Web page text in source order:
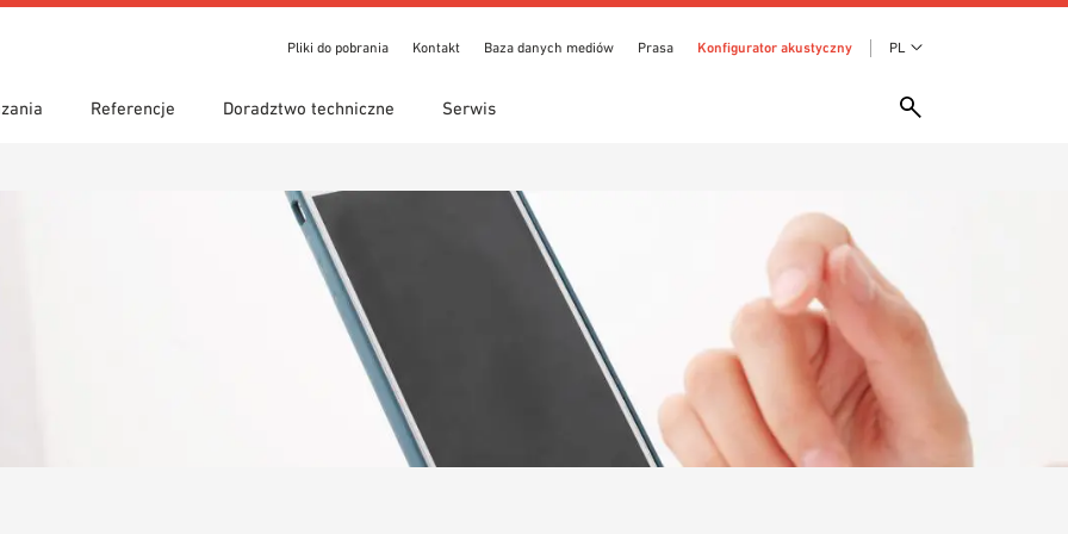
Pliki do pobrania Kontakt Baza danych mediów Prasa Konfigurator akustyczny PL
Lokalizacje
Wyszukiwanie techniczne
Referencje Doradztwo techniczne Serwis
Deklaracja właściwości
użytkowych (DoP)